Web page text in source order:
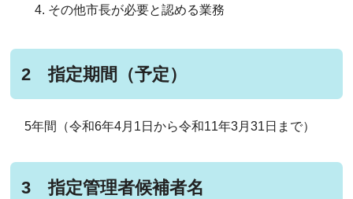
その他市長が必要と認める業務
2 指定期間（予定）
5年間（令和6年4月1日から令和11年3月31日まで）
3 指定管理者候補者名